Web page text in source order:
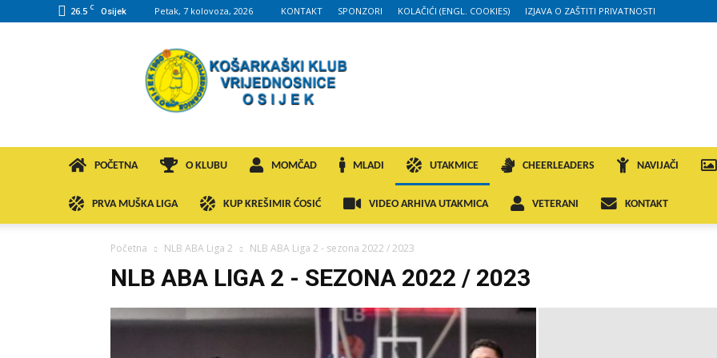
26.5 C Osijek Petak, 7 kolovoza, 2026 KONTAKT SPONZORI KOLAČIĆI (ENGL. COOKIES) IZJAVA O ZAŠTITI PRIVATNOSTI
KK
VROS
POČETNA O KLUBU MOMČAD MLADI UTAKMICE CHEERLEADERS NAVIJAČI
PRVA MUŠKA LIGA KUP KREŠIMIR ĆOSIĆ VIDEO ARHIVA UTAKMICA VETERANI KONTAKT
Početna NLB ABA Liga 2 NLB ABA Liga 2 - sezona 2022 / 2023
NLB ABA LIGA 2 - SEZONA 2022 / 2023